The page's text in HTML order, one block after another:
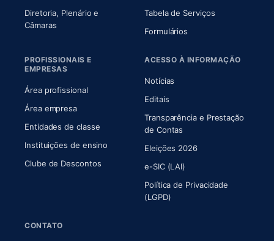
Diretoria, Plenário e
Câmaras(abre em nova aba)
Tabela de Serviços
Formulários
PROFISSIONAIS E
EMPRESAS
Área profissional
Área empresa
Entidades de classe
Instituições de ensino
Clube de Descontos
ACESSO À INFORMAÇÃO
Notícias
Editais
Transparência e Prestação
de Contas
Eleições 2026
e-SIC (LAI)
Política de Privacidade
(LGPD)
CONTATO